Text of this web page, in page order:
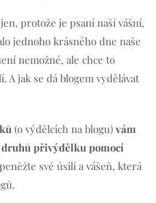
protože je psaní naší vášní,
jednoho krásného dne naše
nemožné, ale chce to
A jak se dá blogem vydělávat
(o výdělcích na blogu) vám
přivýdělku pomocí
své úsilí a vášeň, která